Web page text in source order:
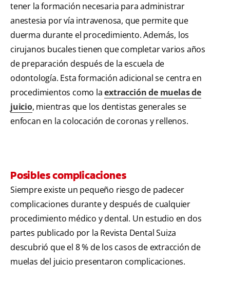
tener la formación necesaria para administrar
anestesia por vía intravenosa, que permite que
duerma durante el procedimiento. Además, los
cirujanos bucales tienen que completar varios años
de preparación después de la escuela de
odontología. Esta formación adicional se centra en
procedimientos como laextracción de muelas de
juicio, mientras que los dentistas generales se
enfocan en la colocación de coronas y rellenos.
Posibles complicaciones
Siempre existe un pequeño riesgo de padecer
complicaciones durante y después de cualquier
procedimiento médico y dental. Un estudio en dos
partes publicado por la Revista Dental Suiza
descubrió que el 8 % de los casos de extracción de
muelas del juicio presentaron complicaciones.